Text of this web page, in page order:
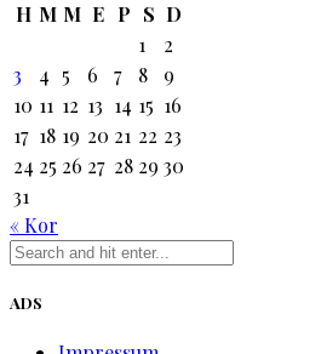
H M M E P S D
1
2
3
4 5 6 7 8
9
10 11 12 13 14 15 16
17 18 19 20 21 22 23
24 25 26 27 28 29 30
31
« Kor
ADS